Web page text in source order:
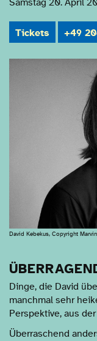
Samstag 20. April
Tickets +49
David Kebekus, Copyright
Dinge, die David
manchmal sehr
Perspektive, aus
Überraschend